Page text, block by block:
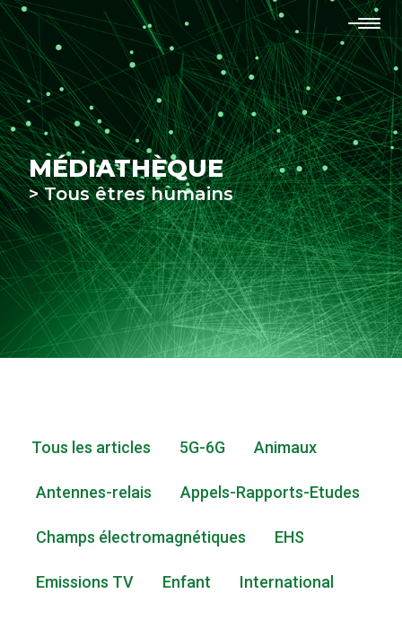
MÉDIATHÈQUE
> Tous êtres humains
Tous les articles 5G-6G Animaux
Antennes-relais Appels-Rapports-Etudes
Champs électromagnétiques EHS
Emissions TV Enfant International